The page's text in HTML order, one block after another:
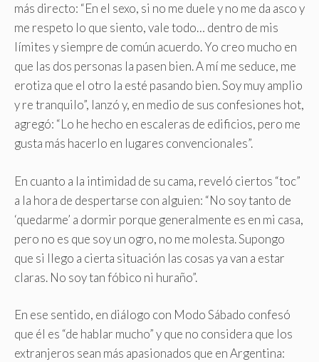
más directo: “En el sexo, si no me duele y no me da asco y
me respeto lo que siento, vale todo… dentro de mis
límites y siempre de común acuerdo. Yo creo mucho en
que las dos personas la pasen bien. A mí me seduce, me
erotiza que el otro la esté pasando bien. Soy muy amplio
y re tranquilo”, lanzó y, en medio de sus confesiones hot,
agregó: “Lo he hecho en escaleras de edificios, pero me
gusta más hacerlo en lugares convencionales”.
En cuanto a la intimidad de su cama, reveló ciertos “toc”
a la hora de despertarse con alguien: “No soy tanto de
‘quedarme’ a dormir porque generalmente es en mi casa,
pero no es que soy un ogro, no me molesta. Supongo
que si llego a cierta situación las cosas ya van a estar
claras. No soy tan fóbico ni huraño”.
En ese sentido, en diálogo con Modo Sábado confesó
que él es “de hablar mucho” y que no considera que los
extranjeros sean más apasionados que en Argentina: